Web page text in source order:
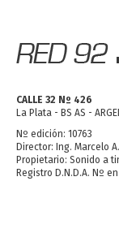
CALLE 32 Nº 426
La Plata - BS AS -
Nº edición: 10763
Director: Ing. Marcelo
Propietario: Sonido a
Registro D.N.D.A. Nº